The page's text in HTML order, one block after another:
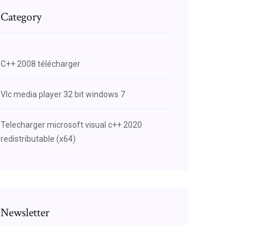
Category
C++ 2008 télécharger
Vlc media player 32 bit windows 7
Telecharger microsoft visual c++ 2020
redistributable (x64)
Newsletter